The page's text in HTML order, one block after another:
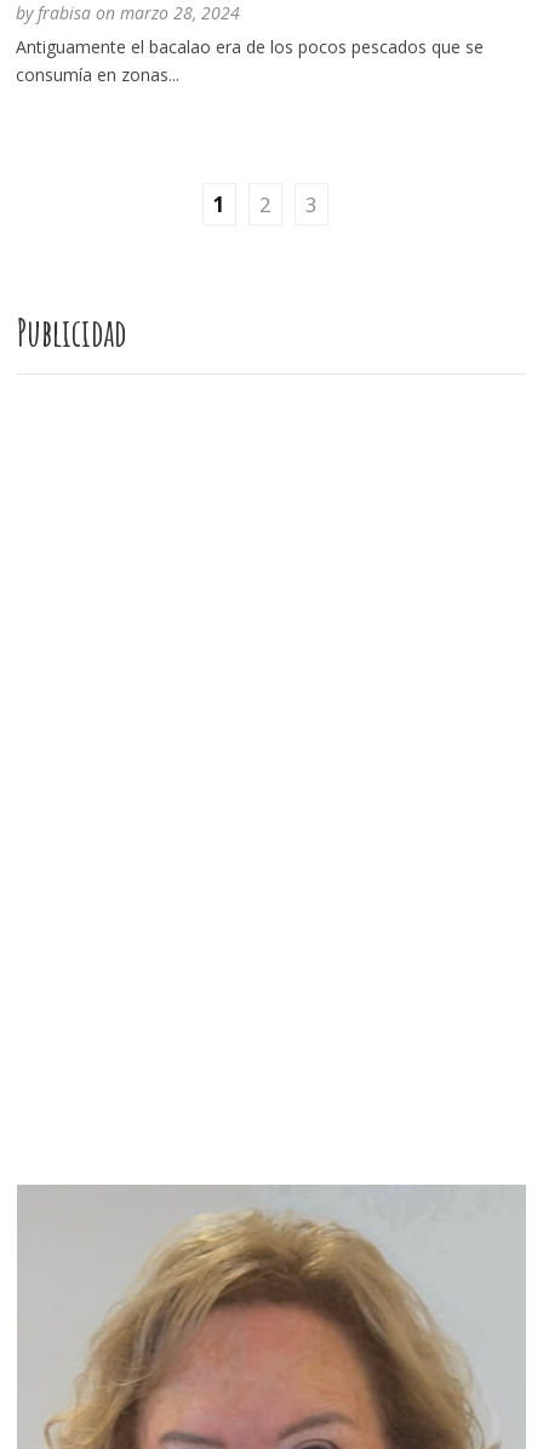
byfrabisa onmarzo 28, 2024
Antiguamente el bacalao era de los pocos pescados que se
consumía en zonas...
1 2 3
Publicidad